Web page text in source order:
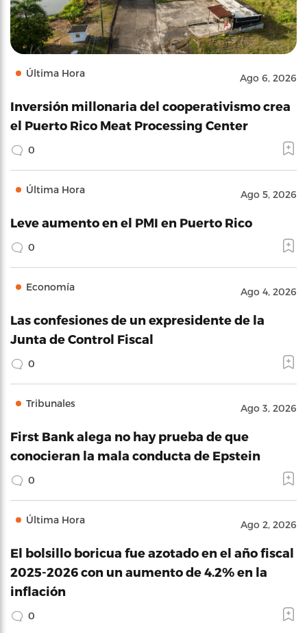
Última Hora Ago 6, 2026
Inversión millonaria del cooperativismo crea
el Puerto Rico Meat Processing Center
0
Última Hora Ago 5, 2026
Leve aumento en el PMI en Puerto Rico
0
Economía Ago 4, 2026
Las confesiones de un expresidente de la
Junta de Control Fiscal
0
Tribunales Ago 3, 2026
First Bank alega no hay prueba de que
conocieran la mala conducta de Epstein
0
Última Hora Ago 2, 2026
El bolsillo boricua fue azotado en el año fiscal
2025-2026 con un aumento de 4.2% en la
inflación
0